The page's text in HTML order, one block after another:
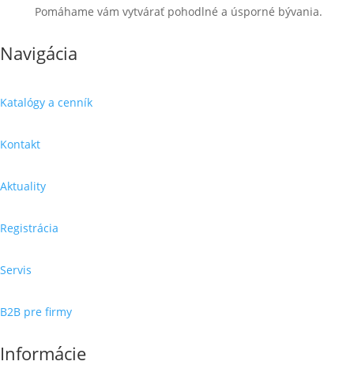
Pomáhame vám vytvárať pohodlné a úsporné bývania.
Navigácia
Katalógy a cenník
Kontakt
Aktuality
Registrácia
Servis
B2B pre firmy
Informácie